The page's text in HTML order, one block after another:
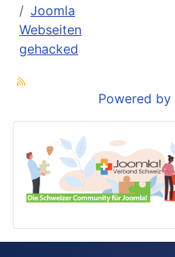
Joomla
Webseiten
gehacked
Powered by